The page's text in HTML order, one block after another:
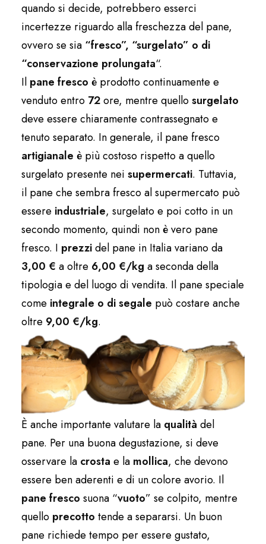
quando si decide, potrebbero esserci
incertezze riguardo alla freschezza del pane,
ovvero se sia “fresco”, “surgelato” o di
“conservazione prolungata“.
Il pane fresco è prodotto continuamente e
venduto entro 72ore, mentre quellosurgelato
deve essere chiaramente contrassegnato e
tenuto separato. In generale, il pane fresco
artigianale è più costoso rispetto a quello
surgelato presente nei supermercati. Tuttavia,
il pane che sembra fresco al supermercato può
essere industriale, surgelato e poi cotto in un
secondo momento, quindi non è vero pane
fresco. I prezzidel pane in Italia variano da
3,00 € a oltre 6,00 €/kg a seconda della
tipologia e del luogo di vendita. Il pane speciale
come integrale o di segale può costare anche
oltre 9,00 €/kg.
È anche importante valutare la qualità del
pane. Per una buona degustazione, si deve
osservare la crosta e la mollica, che devono
essere ben aderenti e di un colore avorio. Il
pane fresco suona “vuoto” se colpito, mentre
quello precotto tende a separarsi. Un buon
pane richiede tempo per essere gustato,